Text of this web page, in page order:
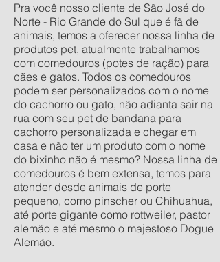
Pra você nosso cliente de São José do
Norte - Rio Grande do Sul que é fã de
animais, temos a oferecer nossa linha de
produtos pet, atualmente trabalhamos
com comedouros (potes de ração) para
cães e gatos. Todos os comedouros
podem ser personalizados com o nome
do cachorro ou gato, não adianta sair na
rua com seu pet de bandana para
cachorro personalizada e chegar em
casa e não ter um produto com o nome
do bixinho não é mesmo? Nossa linha de
comedouros é bem extensa, temos para
atender desde animais de porte
pequeno, como pinscher ou Chihuahua,
até porte gigante como rottweiler, pastor
alemão e até mesmo o majestoso Dogue
Alemão.